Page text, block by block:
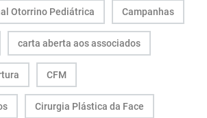
Otorrino Pediátrica Campanhas
carta aberta aos associados
CFM
Cirurgia Plástica da Face